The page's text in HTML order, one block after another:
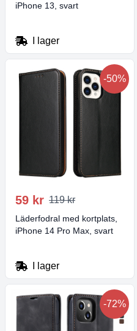
iPhone 13, svart
I lager
-50%
59 kr 119 kr
Läderfodral med kortplats,
iPhone 14 Pro Max, svart
I lager
-72%